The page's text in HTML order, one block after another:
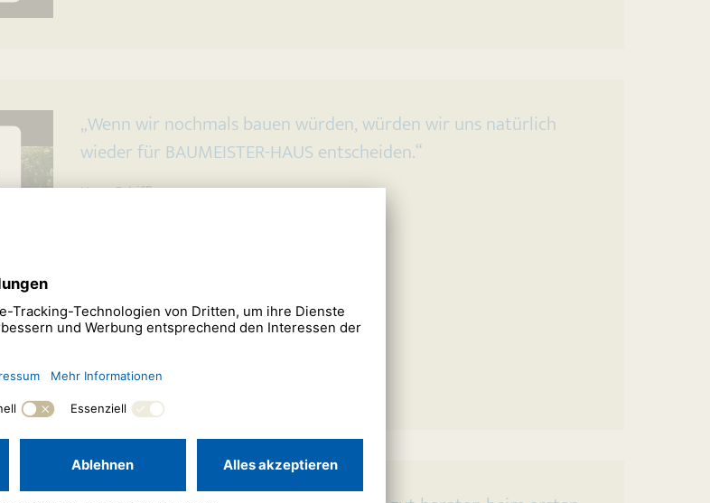
„Wenn wir nochmals bauen würden, würden wir uns natürlich
wieder für BAUMEISTER-HAUS entscheiden.“
Haus Schiffbauer.